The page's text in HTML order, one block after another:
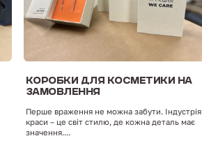
КОРОБКИ ДЛЯ КОСМЕТИКИ НА
ЗАМОВЛЕННЯ
Перше враження не можна забути. Індустрія
краси – це світ стилю, де кожна деталь має
значення....